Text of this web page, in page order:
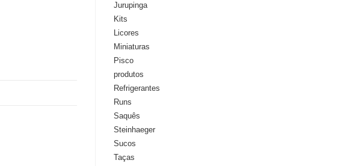
Jurupinga
Kits
Licores
Miniaturas
Pisco
produtos
Refrigerantes
Runs
Saquês
Steinhaeger
Sucos
Taças